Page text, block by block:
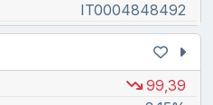
IT0004848492
99,39